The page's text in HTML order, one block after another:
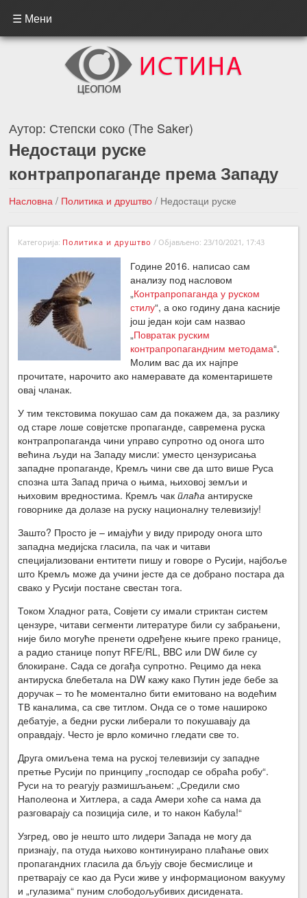
☰ Мени
Аутор: Степски соко (The Saker)
Недостаци руске
контрапропаганде према Западу
Насловна / Политика и друштво / Недостаци руске
контрапропаганде према Западу
←Претходна вест
Следећа вест →
Категорија: Политика и друштво / Објављено: 23/10/2021, 17:43
Године 2016. написао сам
анализу под насловом
„Контрапропаганда у руском
стилу“, а око годину дана касније
још један који сам назвао
„Повратак руским
контрапропагандним методама“.
Молим вас да их најпре
прочитате, нарочито ако намеравате да коментаришете
овај чланак.
У тим текстовима покушао сам да покажем да, за разлику
од старе лоше совјетске пропаганде, савремена руска
контрапропаганда чини управо супротно од онога што
већина људи на Западу мисли: уместо цензурисања
западне пропаганде, Кремљ чини све да што више Руса
спозна шта Запад прича о њима, њиховој земљи и
њиховим вредностима. Кремљ чакплаћа антируске
говорнике да долазе на руску националну телевизију!
Зашто? Просто је – имајући у виду природу онога што
западна медијска гласила, па чак и читави
специјализовани ентитети пишу и говоре о Русији, најбоље
што Кремљ може да учини јесте да се добрано постара да
свако у Русији постане свестан тога.
Током Хладног рата, Совјети су имали стриктан систем
цензуре, читави сегменти литературе били су забрањени,
није било могуће пренети одређене књиге преко границе,
а радио станице попут RFE/RL, BBC или DW биле су
блокиране. Сада се догађа супротно. Рецимо да нека
антируска блебетала на DW кажу како Путин једе бебе за
доручак – то ће моментално бити емитовано на водећим
ТВ каналима, са све титлом. Онда се о томе нашироко
дебатује, а бедни руски либерали то покушавају да
оправдају. Често је врло комично гледати све то.
Друга омиљена тема на руској телевизији су западне
претње Русији по принципу „господар се обраћа робу“.
Руси на то реагују размишљањем: „Средили смо
Наполеона и Хитлера, а сада Амери хоће са нама да
разговарају са позиција силе, и то након Кабула!“
Узгред, ово је нешто што лидери Запада не могу да
признају, па отуда њихово континуирано плаћање ових
пропагандних гласила да бљују своје бесмислице и
претварају се као да Руси живе у информационом вакууму
и „гулазима“ пуним слободољубивих дисидената.